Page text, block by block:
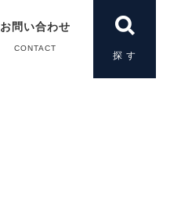
お問い合わせ
CONTACT